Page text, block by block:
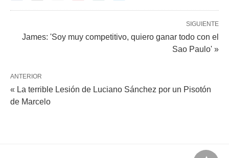
SIGUIENTE
James: 'Soy muy competitivo, quiero ganar todo con el
Sao Paulo' »
ANTERIOR
« La terrible Lesión de Luciano Sánchez por un Pisotón
de Marcelo